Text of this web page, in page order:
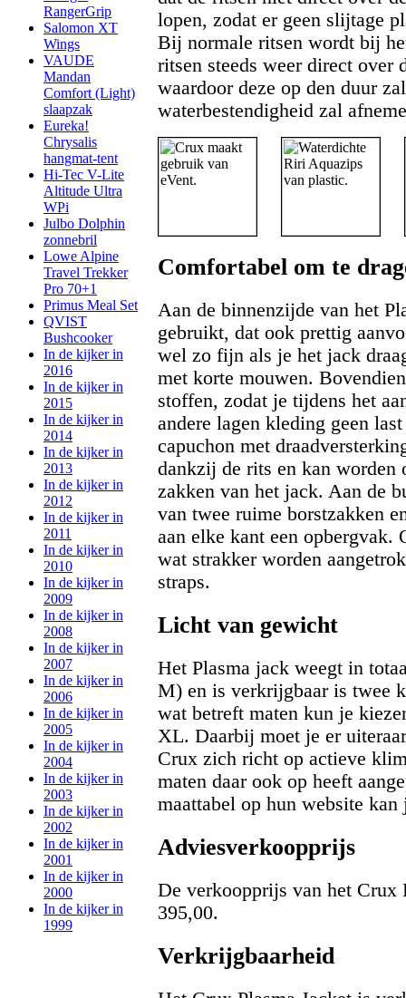
RangerGrip
Salomon XT
Wings
VAUDE
Mandan
Comfort (Light)
slaapzak
Eureka!
Chrysalis
hangmat-tent
Hi-Tec V-Lite
Altitude Ultra
WPi
Julbo Dolphin
zonnebril
Lowe Alpine
Travel Trekker
Pro 70+1
Primus Meal Set
QVIST
Bushcooker
In de kijker in
2016
In de kijker in
2015
In de kijker in
2014
In de kijker in
2013
In de kijker in
2012
In de kijker in
2011
In de kijker in
2010
In de kijker in
2009
In de kijker in
2008
In de kijker in
2007
In de kijker in
2006
In de kijker in
2005
In de kijker in
2004
In de kijker in
2003
In de kijker in
2002
In de kijker in
2001
In de kijker in
2000
In de kijker in
1999
lopen, zodat er geen slijtage
Bij normale ritsen wordt bij
ritsen steeds weer direct over
waardoor deze op den duur
waterbestendigheid zal
Comfortabel om te
Aan de binnenzijde van het
gebruikt, dat ook prettig
wel zo fijn als je het jack
met korte mouwen.
stoffen, zodat je tijdens het
andere lagen kleding geen
capuchon met
dankzij de rits en kan worden
zakken van het jack. Aan de
van twee ruime borstzakken
aan elke kant een opbergvak.
wat strakker worden
straps.
Licht van gewicht
Het Plasma jack weegt in
M) en is verkrijgbaar is twee
wat betreft maten kun je
XL. Daarbij moet je er
Crux zich richt op actieve
maten daar ook op heeft
maattabel op hun website
Adviesverkoopprijs
De verkoopprijs van het Crux
395,00.
Verkrijgbaarheid